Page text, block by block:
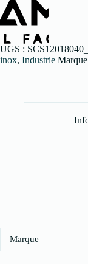
UGS :
inox, Industrie
Marque